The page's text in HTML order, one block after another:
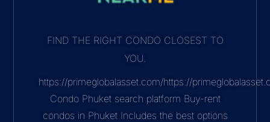
FIND THE RIGHT CONDO CLOSEST TO
YOU.
https://primeglobalasset.com/https://
Condo Phuket search platform Buy-rent
condos in Phuket Includes the best options